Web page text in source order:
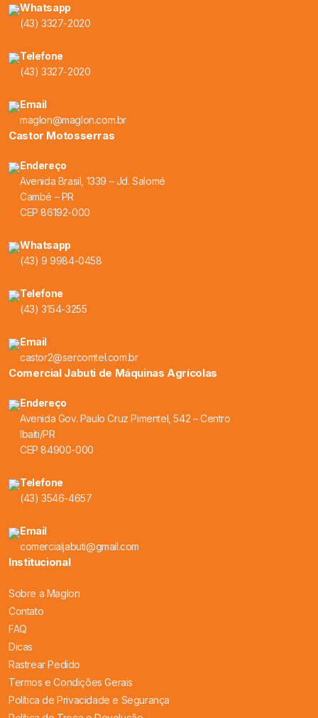
Whatsapp
(43) 3327-2020
Telefone
(43) 3327-2020
Email
maglon@maglon.com.br
Castor Motosserras
Endereço
Avenida Brasil, 1339 – Jd. Salomé
Cambé – PR
CEP 86192-000
Whatsapp
(43) 9 9984-0458
Telefone
(43) 3154-3255
Email
castor2@sercomtel.com.br
Comercial Jabuti de Máquinas Agrícolas
Endereço
Avenida Gov. Paulo Cruz Pimentel, 542 – Centro
Ibaiti/PR
CEP 84900-000
Telefone
(43) 3546-4657
Email
comercialjabuti@gmail.com
Institucional
Sobre a Maglon
Contato
FAQ
Dicas
Rastrear Pedido
Termos e Condições Gerais
Política de Privacidade e Segurança